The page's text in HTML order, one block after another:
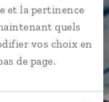
et la pertinence
quels
vos choix en
de page.
?